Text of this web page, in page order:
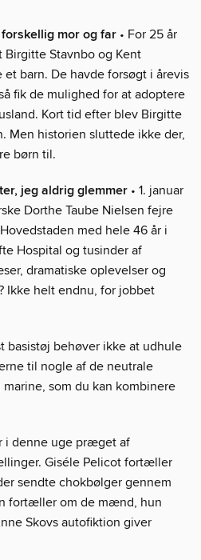
mor og far • For 25 år
Stavnbo og Kent
barn. De havde forsøgt i årevis
fik de mulighed for at adoptere
Kort tid efter blev Birgitte
Men historien sluttede ikke der,
børn til.
jeg aldrig glemmer • 1. januar
Dorthe Taube Nielsen fejre
med hele 46 år i
Hospital og tusinder af
dramatiske oplevelser og
Ikke helt endnu, for jobbet
basistøj behøver ikke at udhule
til nogle af de neutrale
som du kan kombinere
i denne uge præget af
Giséle Pelicot fortæller
sendte chokbølger gennem
fortæller om de mænd, hun
Skovs autofiktion giver